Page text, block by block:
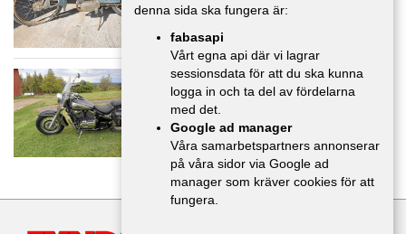
Kawasaki VN 800 classic -01
MC/Mopeder
20 000 :-
denna sida ska fungera är:
fabasapi
Vårt egna api där vi lagrar
sessionsdata för att du ska kunna
logga in och ta del av fördelarna
med det.
Google ad manager
Våra samarbetspartners annonserar
på våra sidor via Google ad
manager som kräver cookies för att
fungera.